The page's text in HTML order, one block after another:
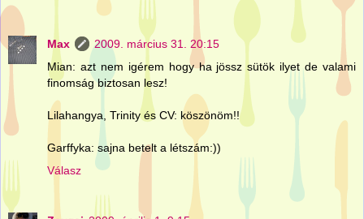
Max
2009. március 31. 20:15
Mian: azt nem igérem hogy ha jössz sütök ilyet de valami
finomság biztosan lesz!
Lilahangya, Trinity és CV: köszönöm!!
Garffyka: sajna betelt a létszám:))
Válasz